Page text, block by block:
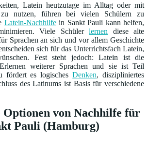
Latein heutzutage im Alltag oder mit
zu nutzen, führen bei vielen Schülern zu
Latein-Nachhilfein Sankt Pauli kann helfen,
Viele Schüler lernen diese alte
Sprachen an sich und vor allem Geschichte
sich für das Unterrichtsfach Latein,
Fest steht jedoch: Latein ist die
weiterer Sprachen und sie ist Teil
fördert es logischesDenken, diszipliniertes
des Latinums ist Basis für verschiedene
Optionen von Nachhilfe für
Pauli (Hamburg)